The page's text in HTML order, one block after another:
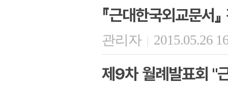
『근대한국외교문서
관리자 | 2015.05.26
제9차 월례발표회 "